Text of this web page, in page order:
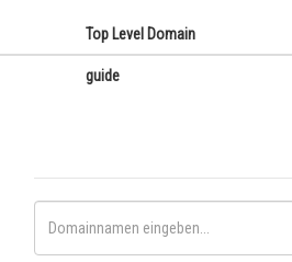
Top Level Domain
guide